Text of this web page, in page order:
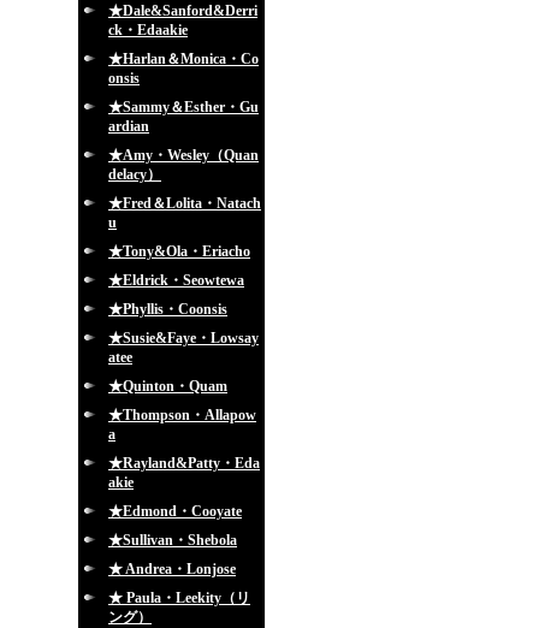
★Dale&Sanford&Derri
ck・Edaakie
★Harlan＆Monica・Co
onsis
★Sammy＆Esther・Gu
ardian
★Amy・Wesley（Quan
delacy）
★Fred＆Lolita・Natach
u
★Tony&Ola・Eriacho
★Eldrick・Seowtewa
★Phyllis・Coonsis
★Susie&Faye・Lowsay
atee
★Quinton・Quam
★Thompson・Allapow
a
★Rayland&Patty・Eda
akie
★Edmond・Cooyate
★Sullivan・Shebola
★ Andrea・Lonjose
★ Paula・Leekity（リ
ング）